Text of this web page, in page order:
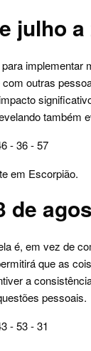
julho
implementar
outras
também
- 36 - 57
em Escorpião.
de
é, em vez de
que as
a
pessoais.
- 53 - 31